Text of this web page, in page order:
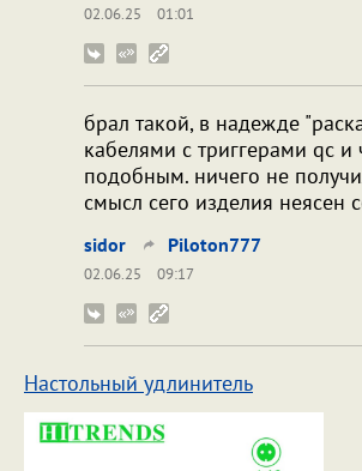
02.06.25
01:01
брал такой, в надежде
кабелями с триггерами qc и
подобным. ничего не
смысл сего изделия неясен
sidor Piloton777
02.06.25
09:17
Настольный удлинитель